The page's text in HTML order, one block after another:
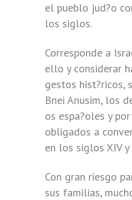
el pueblo jud?o
los siglos.
Corresponde a
ello y considerar
gestos hist?ricos,
Bnei Anusim, los
os espa?oles y
obligados a
en los siglos XIV y
Con gran riesgo
sus familias,